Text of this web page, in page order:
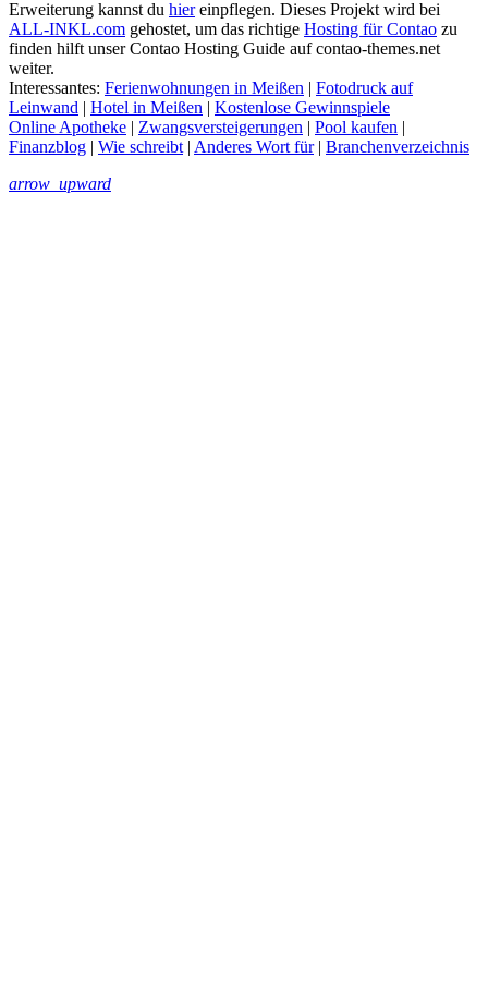
Erweiterung kannst du hiereinpflegen. Dieses Projekt wird bei
ALL-INKL.com gehostet, um das richtige Hosting für Contao zu
finden hilft unser Contao Hosting Guide auf contao-themes.net
weiter.
Interessantes: Ferienwohnungen in Meißen | Fotodruck auf
Leinwand | Hotel in Meißen | Kostenlose Gewinnspiele
Online Apotheke | Zwangsversteigerungen | Pool kaufen |
Finanzblog | Wie schreibt | Anderes Wort für| Branchenverzeichnis
arrow_upward